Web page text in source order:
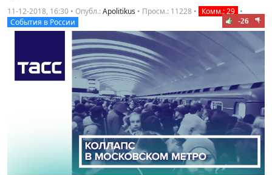
11-12-2018, 16:30 • Опубл.:Apolitikus • Просм.: 11228 • Комм.: 29 •
События в России
-26